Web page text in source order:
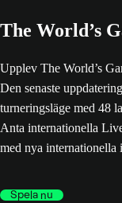
The World’s
Upplev The World’s
Den senaste
turneringsläge med 48
Anta internationella
med nya internationella
Spela nu